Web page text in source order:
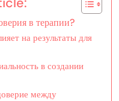
в терапии?
на результаты для
в создании
между